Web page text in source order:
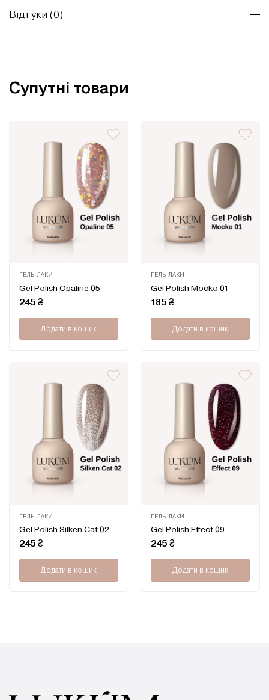
Відгуки (0)
Супутні товари
ГЕЛЬ-ЛАКИ
Оцінено
в
Gel Polish Opaline 05
245₴
Додати в кошик
ГЕЛЬ-ЛАКИ
Оцінено
в
Gel Polish Mocko 01
185₴
Додати в кошик
ГЕЛЬ-ЛАКИ
Оцінено
в
Gel Polish Silken Cat 02
245₴
Додати в кошик
ГЕЛЬ-ЛАКИ
Оцінено
в
Gel Polish Effect 09
245₴
Додати в кошик